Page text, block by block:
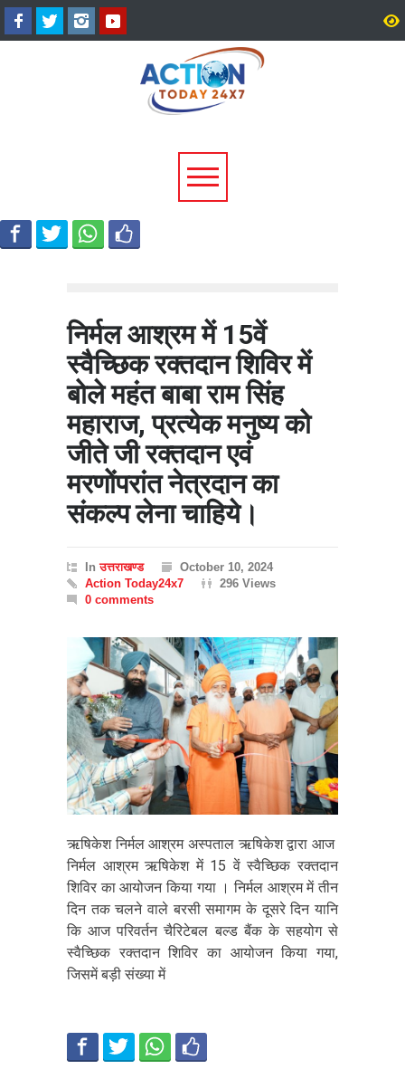
श्रीनगर में किराये के कमरे में मिला
बीए छात्र का शव, आत्महत्या की
आशंका; पुलिस जांच में जुटी
निर्मल आश्रम में 15वें
स्वैच्छिक रक्तदान शिविर में
बोले महंत बाबा राम सिंह
महाराज, प्रत्येक मनुष्य को
जीते जी रक्तदान एवं
मरणोंपरांत नेत्रदान का
संकल्प लेना चाहिये।
Inउत्तराखण्ड
October 10, 2024
Action Today24x7
296 Views
0 comments
ऋषिकेश निर्मल आश्रम अस्पताल ऋषिकेश द्वारा आज
निर्मल आश्रम ऋषिकेश में 15 वें स्वैच्छिक रक्तदान
शिविर का आयोजन किया गया । निर्मल आश्रम में तीन
दिन तक चलने वाले बरसी समागम के दूसरे दिन यानि
कि आज परिवर्तन चैरिटेबल बल्ड बैंक के सहयोग से
स्वैच्छिक रक्तदान शिविर का आयोजन किया गया,
जिसमें बड़ी संख्या में